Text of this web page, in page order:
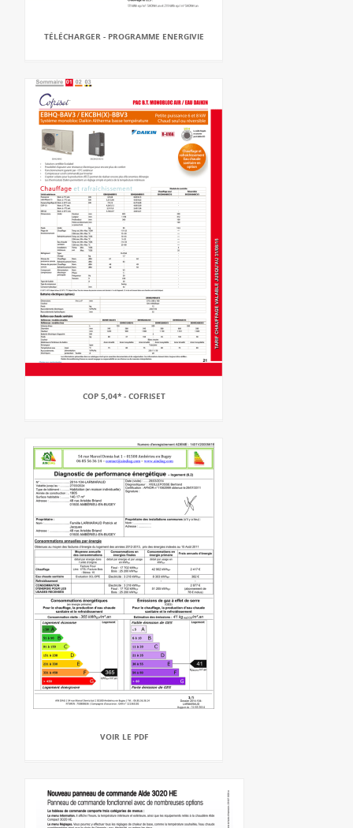
TÉLÉCHARGER - PROGRAMME ENERGIVIE
COP 5,04* - COFRISET
VOIR LE PDF